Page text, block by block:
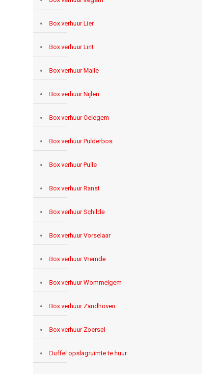
Box verhuur Lier
Box verhuur Lint
Box verhuur Malle
Box verhuur Nijlen
Box verhuur Oelegem
Box verhuur Pulderbos
Box verhuur Pulle
Box verhuur Ranst
Box verhuur Schilde
Box verhuur Vorselaar
Box verhuur Vremde
Box verhuur Wommelgem
Box verhuur Zandhoven
Box verhuur Zoersel
Duffel opslagruimte te huur